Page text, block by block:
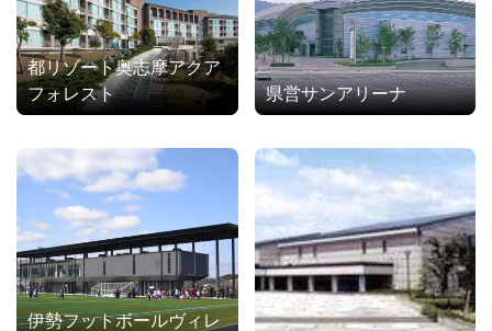
都リゾート奥志摩アクア
フォレスト
県営サンアリーナ
伊勢フットボールヴィレ